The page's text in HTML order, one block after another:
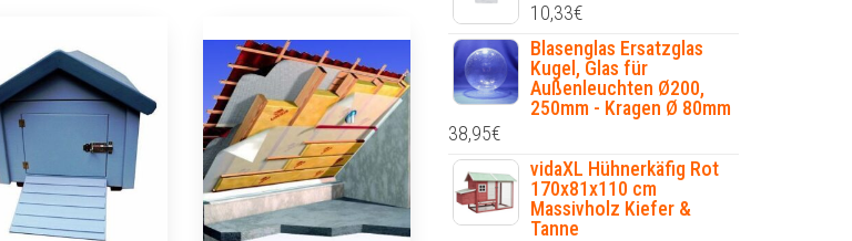
10,33€
Blasenglas Ersatzglas
Kugel, Glas für
Außenleuchten Ø200,
250mm - Kragen Ø 80mm
38,95€
vidaXL Hühnerkäfig Rot
170x81x110 cm
Massivholz Kiefer &
Tanne